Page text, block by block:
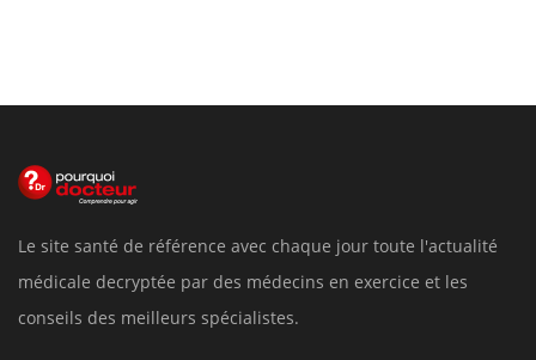
Le site santé de référence avec chaque jour toute l'actualité
médicale decryptée par des médecins en exercice et les
conseils des meilleurs spécialistes.